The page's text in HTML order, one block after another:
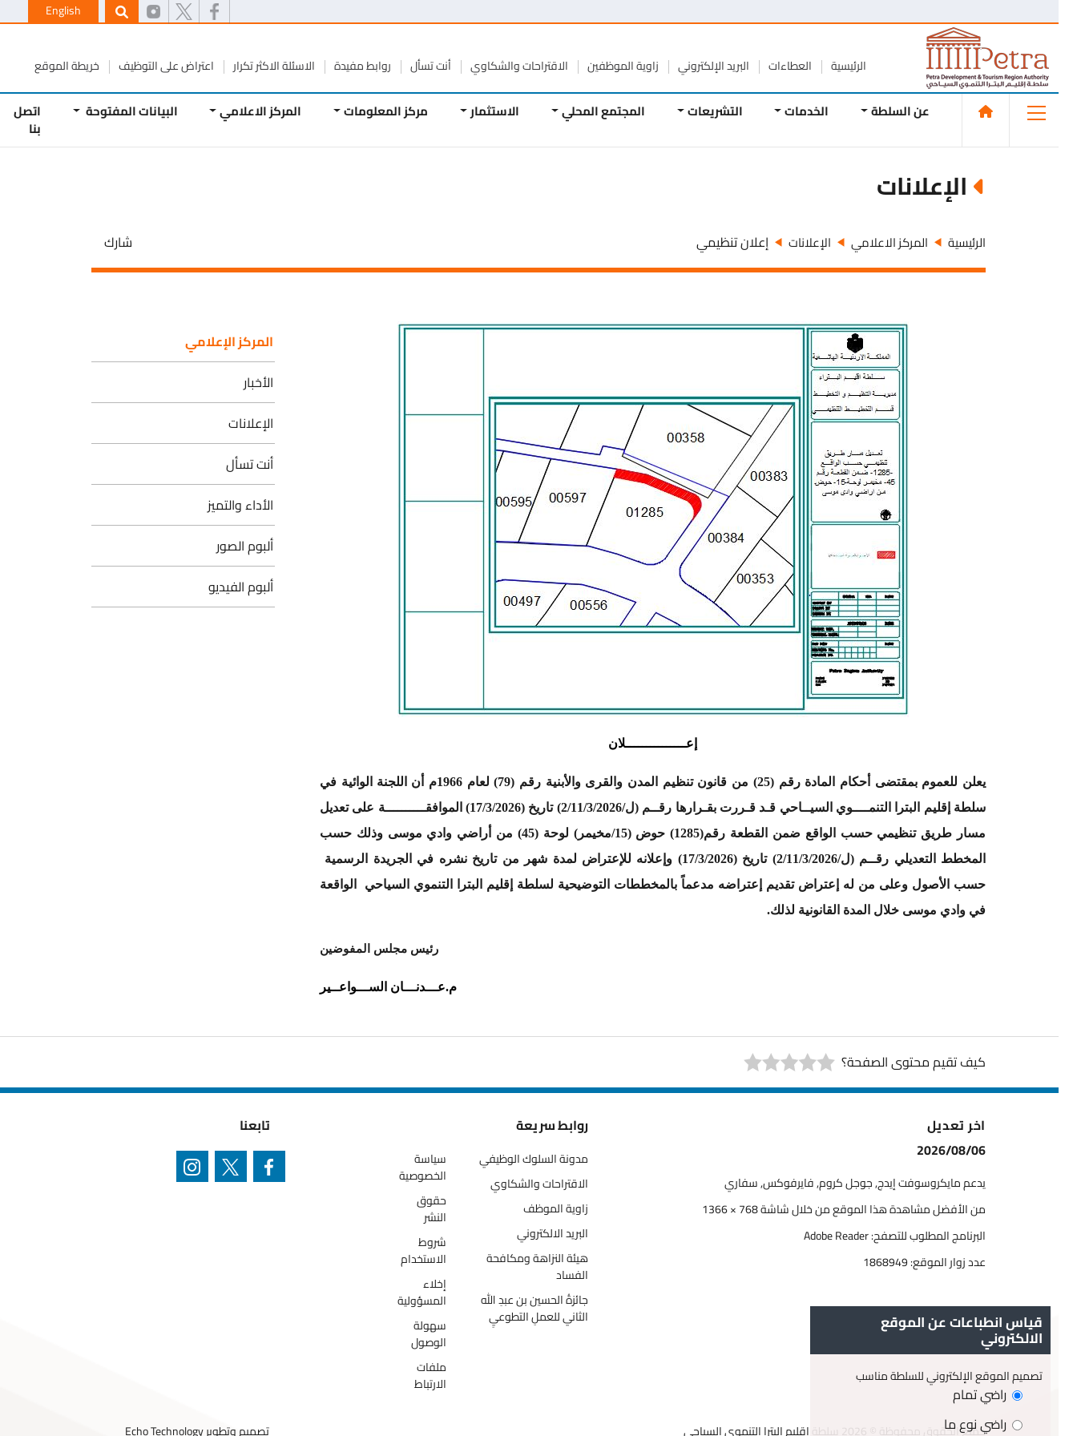
قياس انطباعات عن الموقع
الالكتروني
تصميم الموقع الإلكتروني للسلطة مناسب
راضي تمام
راضي نوع ما
English
الرئيسية العطاءات البريد الإلكتروني زاوية الموظفين الاقتراحات والشكاوي أنت تسأل روابط مفيدة الاسئلة الاكثر تكرار اعتراض على التوظيف خريطة الموقع
عن السلطة الخدمات التشريعات المجتمع المحلي الاستثمار مركز المعلومات المركز الاعلامي البيانات المفتوحة اتصل
الإعلانات
الرئيسية المركز الاعلامي الإعلانات إعلان تنظيمي شارك
إعـــــــــــــــلان
يعلن للعموم بمقتضى أحكام المادة رقم (25 ) من قانون تنظيم المدن والقرى والأبنية رقم (79 ) لعام1966م أن
اللجنة الوائية في
سلطةإقليم البترا التنمــــوي السيــاحي قـد قـررت بقـرارها رقــم(ل/2/11/3/2026) تاريخ(17/3
/2026
)الموافقــــــــــة على تعديل
مسار طريق تنظيمي حسب الواقع ضمن القطعة رقم(1285) حوض (15/مخيمر) لوحة (45) من أراضي وادي موسى وذلك حسب
المخطط التعديلي رقــم(ل/2/11/3/2026) تاريخ (17/3
/2026
)وإعلانه للإعتراض لمدة شهر من تاريخ نشره في الجريدة الرسمية
حسب الأصول وعلى من له إعتراض تقديم إعتراضه مدعماً بالمخططات التوضيحية لسلطة إقليم البترا التنموي السياحي الواقعة
في وادي موسى خلال المدة القانونية لذلك.
رئيس مجلس المفوضين
م.عـــدنـــان الســـواعــير
المركز الإعلامي
الأخبار
الإعلانات
أنت تسأل
الأداء والتميز
ألبوم الصور
ألبوم الفيديو
كيف تقيم محتوى الصفحة؟
اخر تعديل
2026/08/06
يدعم مايكروسوفت إيدج, جوجل كروم, فايرفوكس, سفاري
من الأفضل مشاهدة هذا الموقع من خلال شاشة 768 × 1366
البرنامج المطلوب للتصفح: Adobe Reader
عدد زوار الموقع:1868949
روابط سريعة
مدونة السلوك الوظيفي
الاقتراحات والشكاوي
زاوية الموظف
البريد الالكتروني
هيئة النزاهة ومكافحة
الفساد
جائزةُ الحسين بن عبدِ الله
الثاني للعملِ التطوعيِ
سياسة
الخصوصية
حقوق
النشر
شروط
الاستخدام
إخلاء
المسؤولية
سهولة
الوصول
ملفات
الارتباط
تابعنا
جميع الحقوق محفوظة © 2026 سلطة اقليم البترا التنموي السياحي تصميم وتطويرEcho Technology